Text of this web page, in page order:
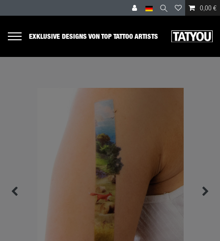
0,00 €
EXKLUSIVE DESIGNS VON TOP TATTOO ARTISTS